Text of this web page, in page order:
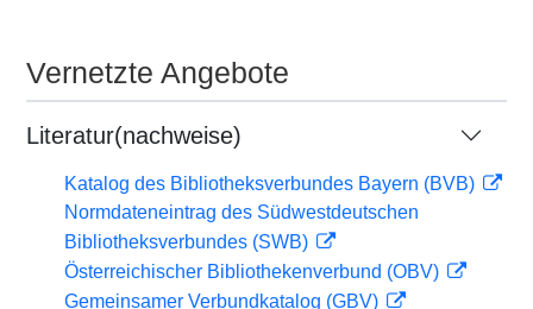
Vernetzte Angebote
Literatur(nachweise)
Katalog des Bibliotheksverbundes Bayern (BVB)
Normdateneintrag des Südwestdeutschen
Bibliotheksverbundes (SWB)
Österreichischer Bibliothekenverbund (OBV)
Gemeinsamer Verbundkatalog (GBV)